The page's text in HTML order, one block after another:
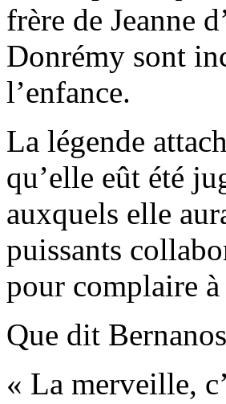
frère de Jeanne
Donrémy sont
l’enfance.
La légende
qu’elle eût été
auxquels elle
puissants
pour complaire à
Que dit
« La merveille,